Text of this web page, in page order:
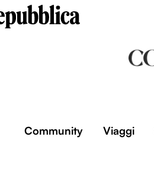
Community Viaggi